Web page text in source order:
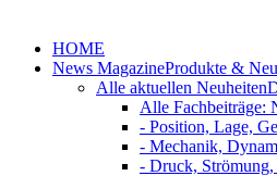
HOME
News MagazineProdukte &
Alle aktuellen Neuheiten
Alle Fachbeiträge:
- Position, Lage,
- Mechanik,
- Druck, Strömung,